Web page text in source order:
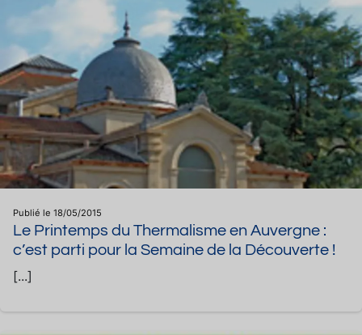
Publié le 18/05/2015
Le Printemps du Thermalisme en Auvergne :
c’est parti pour la Semaine de la Découverte !
[...]